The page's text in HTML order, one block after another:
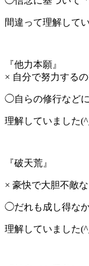
間違って理解して
『他力本願』
× 自分で努力する
◯自らの修行など
理解していました
『破天荒』
× 豪快で大胆不敵
◯だれも成し得な
理解していました